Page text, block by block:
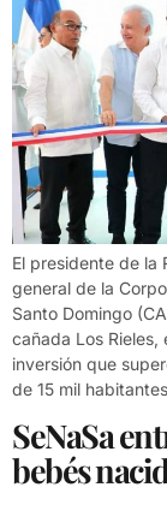
El presidente de la
general de la
Santo Domingo
cañada Los
inversión que
de 15 mil
SeNaSa
bebés